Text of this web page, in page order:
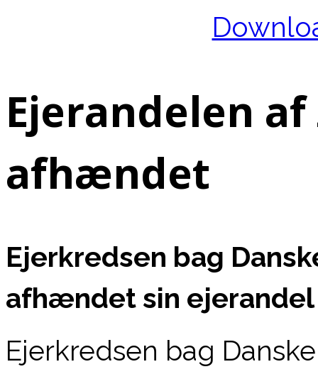
Ejerandelen af
afhændet
Ejerkredsen bag
afhændet sin
Ejerkredsen bag